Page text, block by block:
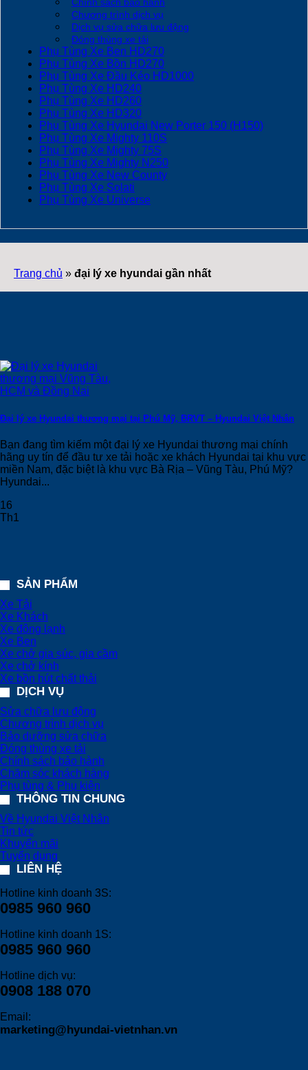
Chương trình dịch vụ
Dịch vụ sửa chữa lưu động
Đóng thùng xe tải
Phụ Tùng Xe Ben HD270
Phụ Tùng Xe Bồn HD270
Phụ Tùng Xe Đầu Kéo HD1000
Phụ Tùng Xe HD240
Phụ Tùng Xe HD260
Phụ Tùng Xe HD320
Phụ Tùng Xe Hyundai New Porter 150 (H150)
Phụ Tùng Xe Mighty 110S
Phụ Tùng Xe Mighty 75S
Phụ Tùng Xe Mighty N250
Phụ Tùng Xe New County
Phụ Tùng Xe Solati
Phụ Tùng Xe Universe
Trang chủ » đại lý xe hyundai gần nhất
Đại lý xe Hyundai thương mại tại Phú Mỹ, BRVT – Hyundai Việt Nhân
Bạn đang tìm kiếm một đại lý xe Hyundai thương mại chính
hãng uy tín để đầu tư xe tải hoặc xe khách Hyundai tại khu vực
miền Nam, đặc biệt là khu vực Bà Rịa – Vũng Tàu, Phú Mỹ?
Hyundai...
16
Th1
SẢN PHẨM
Xe Tải
Xe Khách
Xe đông lạnh
Xe Ben
Xe chở gia súc, gia cầm
Xe chở kính
Xe bồn hút chất thải
DỊCH VỤ
Sửa chữa lưu động
Chương trình dịch vụ
Bảo dưỡng sửa chữa
Đóng thùng xe tải
Chính sách bảo hành
Chăm sóc khách hàng
Phụ tùng & Phụ kiện
THÔNG TIN CHUNG
Về Hyundai Việt Nhân
Tin tức
Khuyến mãi
Tuyển dụng
LIÊN HỆ
Hotline kinh doanh 3S:
0985 960 960
Hotline kinh doanh 1S:
0985 960 960
Hotline dịch vụ:
0908 188 070
Email:
marketing@hyundai-vietnhan.vn